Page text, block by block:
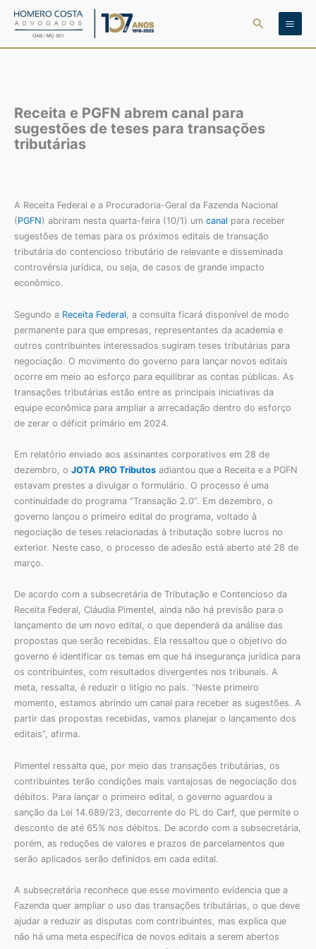
para
Pesquisar
Receita e PGFN abrem canal para
sugestões de teses para transações
tributárias
A Receita Federal e a Procuradoria-Geral da Fazenda Nacional
(PGFN) abriram nesta quarta-feira (10/1) um canal para receber
sugestões de temas para os próximos editais de transação
tributária do contencioso tributário de relevante e disseminada
controvérsia jurídica, ou seja, de casos de grande impacto
econômico.
Segundo a Receita Federal , a consulta ficará disponível de modo
permanente para que empresas, representantes da academia e
outros contribuintes interessados sugiram teses tributárias para
negociação. O movimento do governo para lançar novos editais
ocorre em meio ao esforço para equilibrar as contas públicas. As
transações tributárias estão entre as principais iniciativas da
equipe econômica para ampliar a arrecadação dentro do esforço
de zerar o déficit primário em 2024.
Em relatório enviado aos assinantes corporativos em 28 de
dezembro, o JOTA PRO Tributos adiantou que a Receita e a PGFN
estavam prestes a divulgar o formulário. O processo é uma
continuidade do programa “Transação 2.0”. Em dezembro, o
governo lançou o primeiro edital do programa, voltado à
negociação de teses relacionadas à tributação sobre lucros no
exterior. Neste caso, o processo de adesão está aberto até 28 de
março.
De acordo com a subsecretária de Tributação e Contencioso da
Receita Federal, Cláudia Pimentel, ainda não há previsão para o
lançamento de um novo edital, o que dependerá da análise das
propostas que serão recebidas. Ela ressaltou que o objetivo do
governo é identificar os temas em que há insegurança jurídica para
os contribuintes, com resultados divergentes nos tribunais. A
meta, ressalta, é reduzir o litígio no país. “Neste primeiro
momento, estamos abrindo um canal para receber as sugestões. A
partir das propostas recebidas, vamos planejar o lançamento dos
editais”, afirma.
Pimentel ressalta que, por meio das transações tributárias, os
contribuintes terão condições mais vantajosas de negociação dos
débitos. Para lançar o primeiro edital, o governo aguardou a
sanção da Lei 14.689/23, decorrente do PL do Carf, que permite o
desconto de até 65% nos débitos. De acordo com a subsecretária,
porém, as reduções de valores e prazos de parcelamentos que
serão aplicados serão definidos em cada edital.
A subsecretária reconhece que esse movimento evidencia que a
Fazenda quer ampliar o uso das transações tributárias, o que deve
ajudar a reduzir as disputas com contribuintes, mas explica que
não há uma meta específica de novos editais a serem abertos